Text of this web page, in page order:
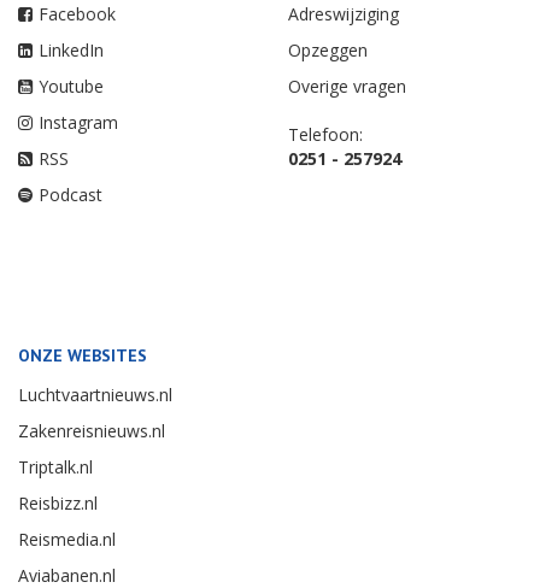
Facebook
LinkedIn
Youtube
Instagram
RSS
Podcast
Adreswijziging
Opzeggen
Overige vragen
Telefoon:
0251 - 257924
ONZE WEBSITES
Luchtvaartnieuws.nl
Zakenreisnieuws.nl
Triptalk.nl
Reisbizz.nl
Reismedia.nl
Aviabanen.nl